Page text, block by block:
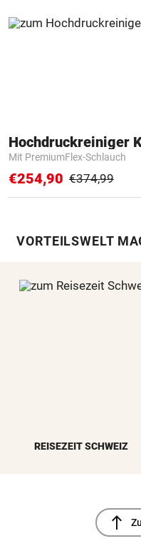
Hochdruckreiniger
Mit PremiumFlex-Schlauch
€254,90 €374,99
VORTEILSWELT
REISEZEIT SCHWEIZ
north